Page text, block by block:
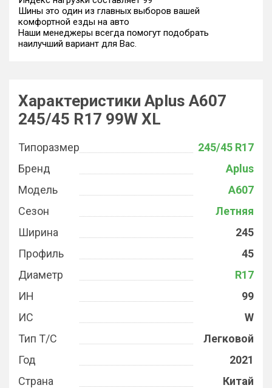
Шины это один из главных выборов вашей
комфортной езды на авто
Наши менеджеры всегда помогут подобрать
наилучший вариант для Вас.
Характеристики Aplus A607
245/45 R17 99W XL
Типоразмер
245/45 R17
Бренд
Aplus
Модель
A607
Сезон
Летняя
Ширина
245
Профиль
45
Диаметр
R17
ИН
99
ИС
W
Тип Т/С
Легковой
Год
2021
Страна
Китай